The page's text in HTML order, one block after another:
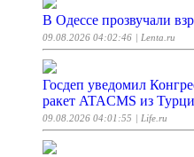
В Одессе прозвучали
09.08.2026 04:02:46 | Lenta.ru
Госдеп уведомил
ракет ATACMS из
09.08.2026 04:01:55 | Life.ru